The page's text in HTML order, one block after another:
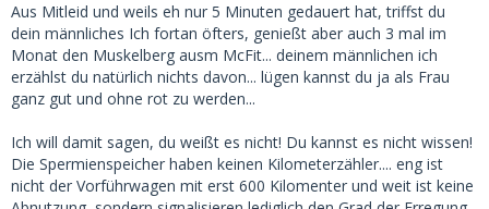
Aus Mitleid und weils eh nur 5 Minuten gedauert hat, triffst du
dein männliches Ich fortan öfters, genießt aber auch 3 mal im
Monat den Muskelberg ausm McFit... deinem männlichen ich
erzählst du natürlich nichts davon... lügen kannst du ja als Frau
ganz gut und ohne rot zu werden...
Ich will damit sagen, du weißt es nicht! Du kannst es nicht wissen!
Die Spermienspeicher haben keinen Kilometerzähler.... eng ist
nicht der Vorführwagen mit erst 600 Kilomenter und weit ist keine